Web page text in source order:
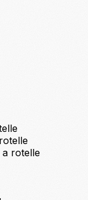
a rotelle